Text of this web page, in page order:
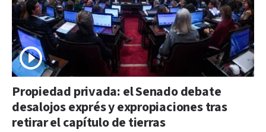
Propiedad privada: el Senado debate
desalojos exprés y expropiaciones tras
retirar el capítulo de tierras